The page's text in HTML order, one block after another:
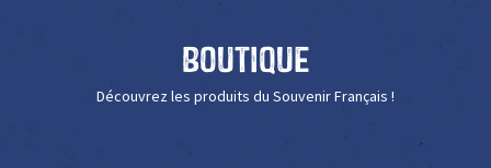
Boutique
Découvrez les produits du Souvenir Français !